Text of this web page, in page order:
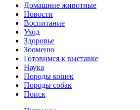
Домашние животные
Новости
Воспитание
Уход
Здоровье
Зооменю
Готовимся к выставке
Наука
Породы кошек
Породы собак
Поиск